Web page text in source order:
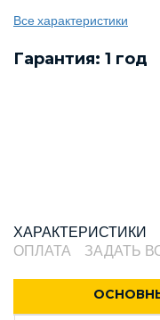
Все характеристики
Гарантия: 1 год
ХАРАКТЕРИСТИКИ
ОПЛАТА
ЗАДАТЬ